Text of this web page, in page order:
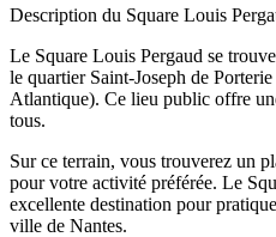
Description du Square Louis
Le Square Louis Pergaud se
le quartier Saint-Joseph de
Atlantique). Ce lieu public offre
tous.
Sur ce terrain, vous trouverez un
pour votre activité préférée. Le
excellente destination pour
ville de Nantes.